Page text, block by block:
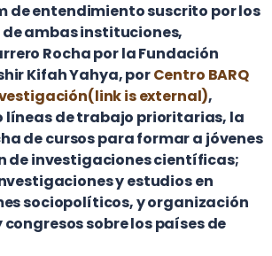
de entendimiento suscrito por los
ambas instituciones,
Rocha por la Fundación
Kifah Yahya, porCentro BARQ
is external),
líneas de trabajo prioritarias, la
de cursos para formar a jóvenes
de investigaciones científicas;
y estudios en
sociopolíticos, y organización
sobre los países de